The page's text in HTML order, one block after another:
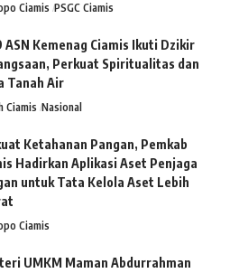
Ciamis PSGC Ciamis
ASN Kemenag Ciamis Ikuti Dzikir
Perkuat Spiritualitas dan
Tanah Air
Ciamis Nasional
Ketahanan Pangan, Pemkab
Hadirkan Aplikasi Aset Penjaga
untuk Tata Kelola Aset Lebih
Ciamis
UMKM Maman Abdurrahman